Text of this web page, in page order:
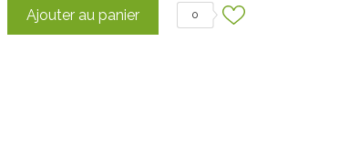
Ajouter au panier 0